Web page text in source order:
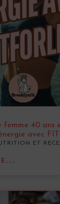
femme 40 ans
avec
ET